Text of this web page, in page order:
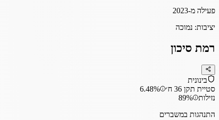
פעילה מ-2023
יציבות: נמוכה
רמת סיכון
בינונית
סטיית תקן 36 ח׳
6.48%
נזילות
89%
התנהגות במשברים